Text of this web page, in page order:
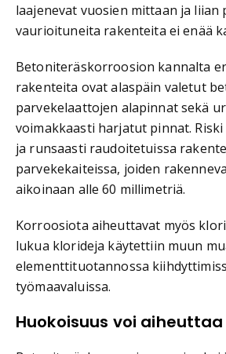
laajenevat vuosien mittaan ja liian
vaurioituneita rakenteita ei enää
Betoniteräskorroosion kannalta
rakenteita ovat alaspäin valetut
parvekelaattojen alapinnat sekä
voimakkaasti harjatut pinnat.
ja runsaasti raudoitetuissa
parvekekaiteissa, joiden
aikoinaan alle 60 millimetriä.
Korroosiota aiheuttavat myös
lukua klorideja käytettiin muun
elementtituotannossa
työmaavaluissa.
Huokoisuus voi